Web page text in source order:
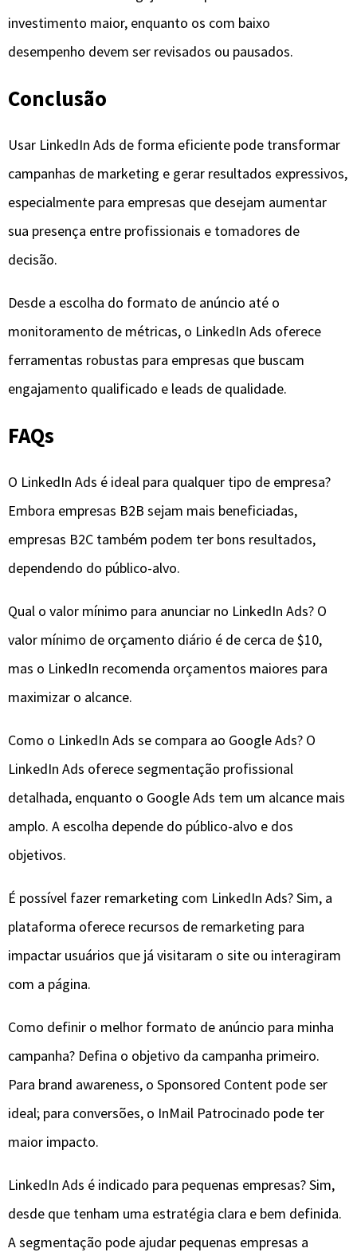
investimento maior, enquanto os com baixo
desempenho devem ser revisados ou pausados.
Conclusão
Usar LinkedIn Ads de forma eficiente pode transformar
campanhas de marketing e gerar resultados expressivos,
especialmente para empresas que desejam aumentar
sua presença entre profissionais e tomadores de
decisão.
Desde a escolha do formato de anúncio até o
monitoramento de métricas, o LinkedIn Ads oferece
ferramentas robustas para empresas que buscam
engajamento qualificado e leads de qualidade.
FAQs
O LinkedIn Ads é ideal para qualquer tipo de empresa?
Embora empresas B2B sejam mais beneficiadas,
empresas B2C também podem ter bons resultados,
dependendo do público-alvo.
Qual o valor mínimo para anunciar no LinkedIn Ads? O
valor mínimo de orçamento diário é de cerca de $10,
mas o LinkedIn recomenda orçamentos maiores para
maximizar o alcance.
Como o LinkedIn Ads se compara ao Google Ads? O
LinkedIn Ads oferece segmentação profissional
detalhada, enquanto o Google Ads tem um alcance mais
amplo. A escolha depende do público-alvo e dos
objetivos.
É possível fazer remarketing com LinkedIn Ads? Sim, a
plataforma oferece recursos de remarketing para
impactar usuários que já visitaram o site ou interagiram
com a página.
Como definir o melhor formato de anúncio para minha
campanha? Defina o objetivo da campanha primeiro.
Para brand awareness, o Sponsored Content pode ser
ideal; para conversões, o InMail Patrocinado pode ter
maior impacto.
LinkedIn Ads é indicado para pequenas empresas? Sim,
desde que tenham uma estratégia clara e bem definida.
A segmentação pode ajudar pequenas empresas a